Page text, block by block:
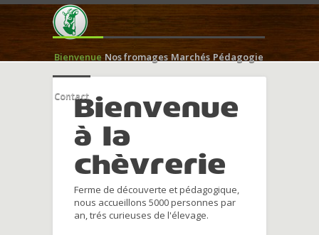
Bienvenue Nos fromages Marchés Pédagogie
ContactBienvenue
à la
chèvrerie
Ferme de découverte et pédagogique,
nous accueillons 5000 personnes par
an, trés curieuses de l'élevage.